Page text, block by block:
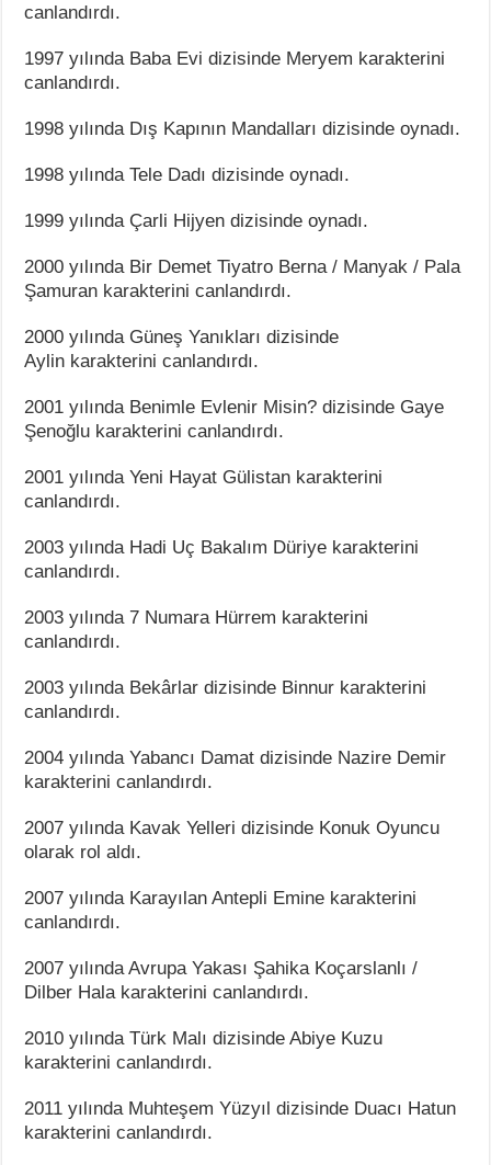
canlandırdı.
1997 yılında Baba Evi dizisinde Meryem karakterini
canlandırdı.
1998 yılında Dış Kapının Mandalları dizisinde oynadı.
1998 yılında Tele Dadı dizisinde oynadı.
1999 yılında Çarli Hijyen dizisinde oynadı.
2000 yılında Bir Demet Tiyatro Berna / Manyak / Pala
Şamuran karakterini canlandırdı.
2000 yılında Güneş Yanıkları dizisinde
Aylin karakterini canlandırdı.
2001 yılında Benimle Evlenir Misin? dizisinde Gaye
Şenoğlu karakterini canlandırdı.
2001 yılında Yeni Hayat Gülistan karakterini
canlandırdı.
2003 yılında Hadi Uç Bakalım Düriye karakterini
canlandırdı.
2003 yılında 7 Numara Hürrem karakterini
canlandırdı.
2003 yılında Bekârlar dizisinde Binnur karakterini
canlandırdı.
2004 yılında Yabancı Damat dizisinde Nazire Demir
karakterini canlandırdı.
2007 yılında Kavak Yelleri dizisinde Konuk Oyuncu
olarak rol aldı.
2007 yılında Karayılan Antepli Emine karakterini
canlandırdı.
2007 yılında Avrupa Yakası Şahika Koçarslanlı /
Dilber Hala karakterini canlandırdı.
2010 yılında Türk Malı dizisinde Abiye Kuzu
karakterini canlandırdı.
2011 yılında Muhteşem Yüzyıl dizisinde Duacı Hatun
karakterini canlandırdı.